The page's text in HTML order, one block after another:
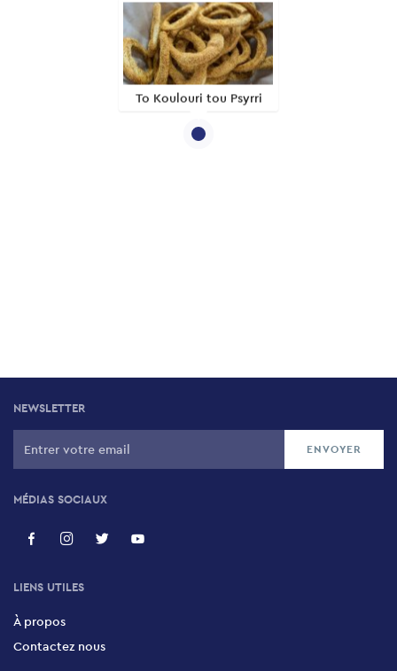
To Koulouri tou Psyrri
NEWSLETTER
MÉDIAS SOCIAUX
LIENS UTILES
À propos
Contactez nous